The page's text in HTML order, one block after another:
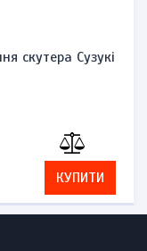
скутера Сузукі
КУПИТИ